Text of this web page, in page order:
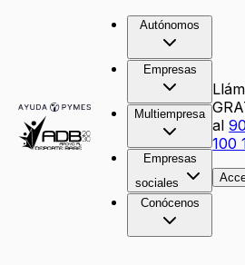
Autónomos
Empresas
Multiempresa
Empresas
sociales
Conócenos
al
100